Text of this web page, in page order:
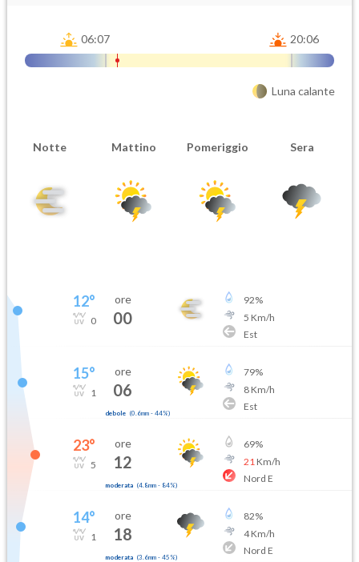
06:07 20:06
Luna calante
Notte Mattino Pomeriggio Sera
12°
0
ore
00
92%
5 Km/h
Est
15°
1
ore
06
debole (0.6mm- 44%)
79%
8Km/h
Est
23°
5
ore
12
moderata (4.8mm- 84%)
69%
21 Km/h
Nord E
14°
1
ore
18
moderata (3.6mm- 45 %)
82%
4Km/h
Nord E